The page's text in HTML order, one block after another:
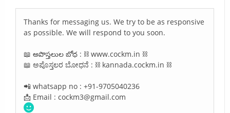
Thanks for messaging us. We try to be as responsive
as possible. We will respond to you soon.
📖 అపొస్తలుల బోధ : ⛓️ www.cockm.in ⛓️
📖 ಅಪೊಸ್ತಲರ ಬೋಧನೆ : ⛓️ kannada.cockm.in ⛓️
📲 whatsapp no : +91-9705040236
📩 Email : cockm3@gmail.com